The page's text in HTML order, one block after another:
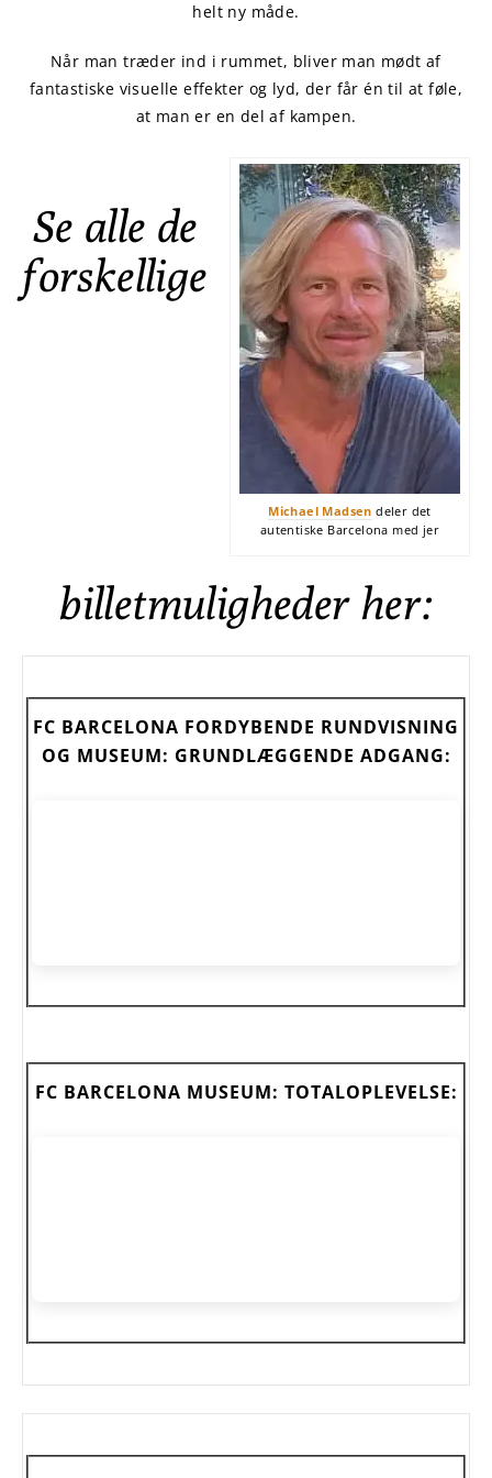
helt ny måde.
Når man træder ind i rummet, bliver man mødt af
fantastiske visuelle effekter og lyd, der får én til at føle,
at man er en del af kampen.
Michael Madsen deler det
autentiske Barcelona med jer
Se alle de
forskellige
billetmuligheder her:
FC BARCELONA FORDYBENDE RUNDVISNING
OG MUSEUM: GRUNDLÆGGENDE ADGANG:
FC BARCELONA MUSEUM: TOTALOPLEVELSE: